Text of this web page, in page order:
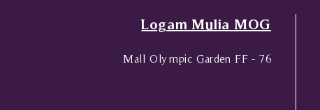
Logam Mulia MOG
Mall Olympic Garden FF - 76